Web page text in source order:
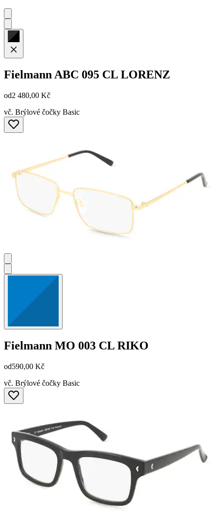
FielmannABC 095 CL LORENZ
od2 480,00 Kč
vč. Brýlové čočky Basic
Fielmann MO 003 CL RIKO
od590,00 Kč
vč. Brýlové čočky Basic